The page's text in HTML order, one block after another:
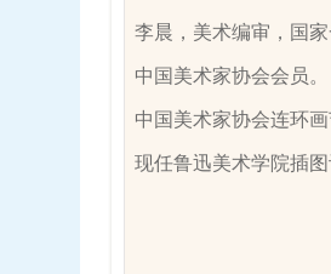
李晨， 美术编审，国
中国美术家协会会员。
中国美术家协会连环
现任鲁迅美术学院插